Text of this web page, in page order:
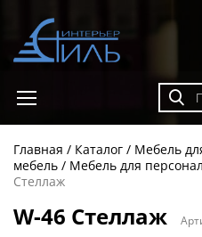
Главная Каталог Мебель
мебель
Мебель для
Стеллаж
W-46 Стеллаж